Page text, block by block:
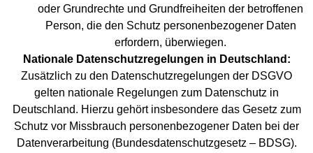
oder Grundrechte und Grundfreiheiten der betroffenen
Person, die den Schutz personenbezogener Daten
erfordern, überwiegen.
Nationale Datenschutzregelungen in Deutschland:
Zusätzlich zu den Datenschutzregelungen der DSGVO
gelten nationale Regelungen zum Datenschutz in
Deutschland. Hierzu gehört insbesondere das Gesetz zum
Schutz vor Missbrauch personenbezogener Daten bei der
Datenverarbeitung (Bundesdatenschutzgesetz – BDSG).